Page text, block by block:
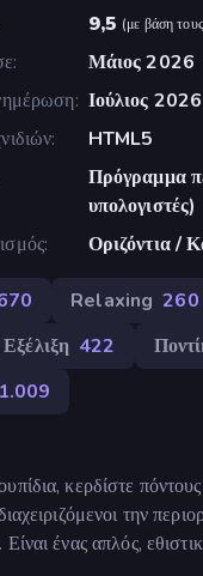
9,5 (με βάση
Μάιος 2026
Ιούλιος 2026
HTML5
Πρόγραμμα
υπολογιστές)
Οριζόντια /
Relaxing 260
422
1.009
κερδίστε
την
ένας απλός,